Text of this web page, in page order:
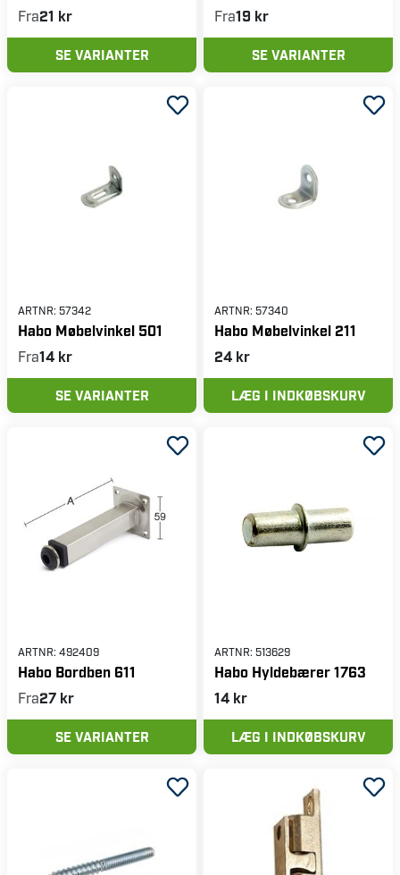
Fra21 kr
SE VARIANTER
Fra19 kr
SE VARIANTER
ARTNR: 57342
Habo Møbelvinkel 501
Fra14 kr
SE VARIANTER
ARTNR: 57340
Habo Møbelvinkel 211
24 kr
LÆG I INDKØBSKURV
ARTNR: 492409
Habo Bordben 611
Fra27 kr
SE VARIANTER
ARTNR: 513629
Habo Hyldebærer 1763
14 kr
LÆG I INDKØBSKURV